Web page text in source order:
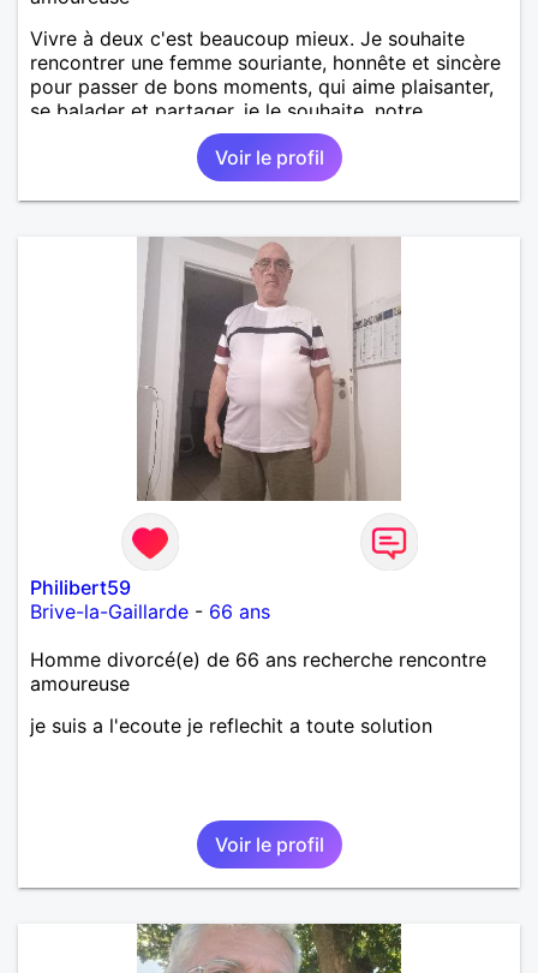
Vivre à deux c'est beaucoup mieux. Je souhaite
rencontrer une femme souriante, honnête et sincère
pour passer de bons moments, qui aime plaisanter,
se balader et partager, je le souhaite, notre
complicité. J'aime beaucoup les chantiers de
randonnée pour se défouler, se relaxer, se détendre
et finalement prendre du bon temps. C'est difficile
de tout dire en quelques lignes. En revanche, vous
d'informations. A bientôt
Voir le profil
Philibert59
Brive-la-Gaillarde - 66 ans
Homme divorcé(e) de 66 ans recherche rencontre
amoureuse
je suis a l'ecoute je reflechit a toute solution
Voir le profil